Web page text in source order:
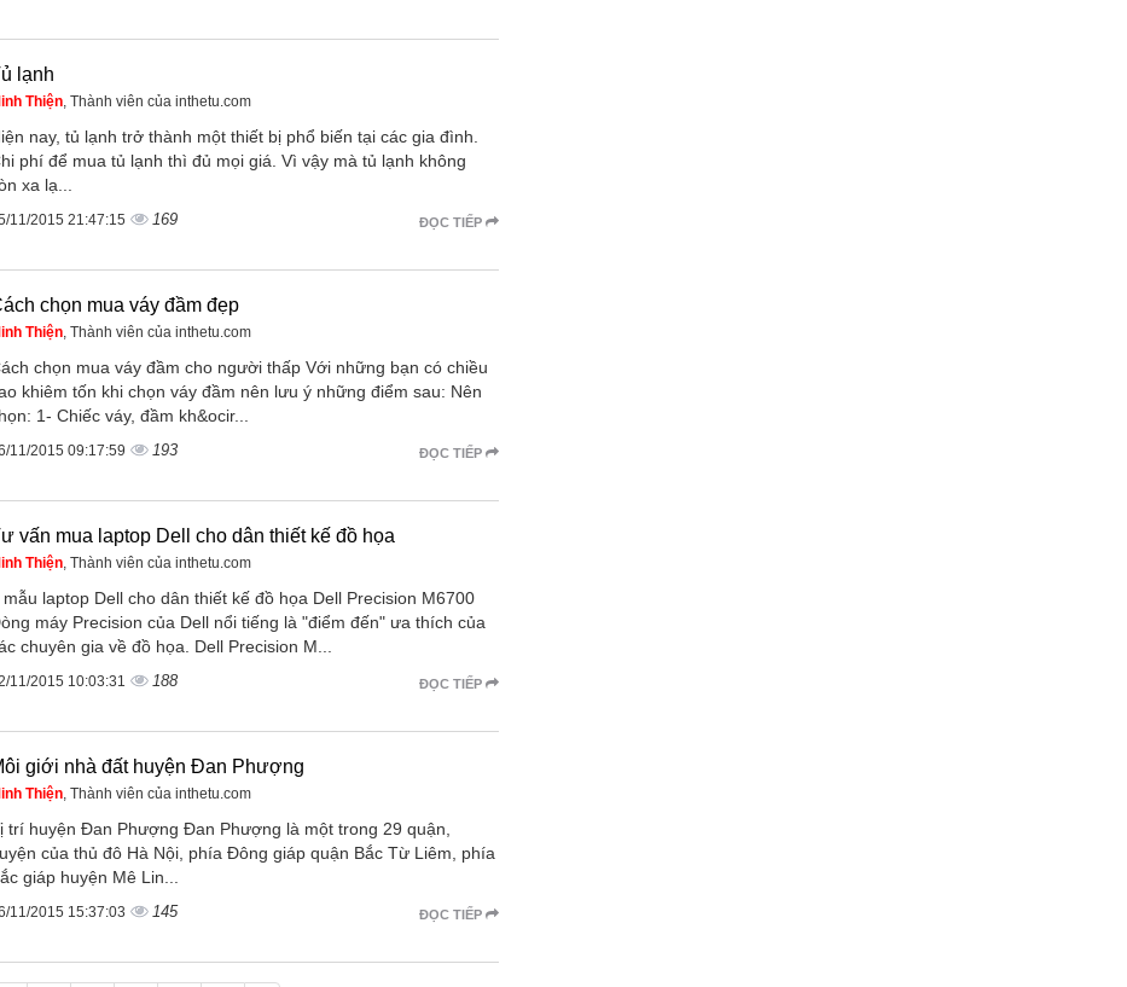
lạnh
Thiện , Thành viên của inthetu.com
nay, tủ lạnh trở thành một thiết bị phổ biến tại các gia đình.
phí để mua tủ lạnh thì đủ mọi giá. Vì vậy mà tủ lạnh không
xa lạ...
ĐỌC TIẾP
11/2015 21:47:15 169
chọn mua váy đầm đẹp
Thiện , Thành viên của inthetu.com
chọn mua váy đầm cho người thấp Với những bạn có chiều
khiêm tốn khi chọn váy đầm nên lưu ý những điểm sau: Nên
1- Chiếc váy, đầm kh&ocir...
ĐỌC TIẾP
11/2015 09:17:59 193
vấn mua laptop Dell cho dân thiết kế đồ họa
Thiện , Thành viên của inthetu.com
mẫu laptop Dell cho dân thiết kế đồ họa Dell Precision M6700
máy Precision của Dell nổi tiếng là "điểm đến" ưa thích của
chuyên gia về đồ họa. Dell Precision M...
ĐỌC TIẾP
11/2015 10:03:31 188
giới nhà đất huyện Đan Phượng
Thiện , Thành viên của inthetu.com
trí huyện Đan Phượng Đan Phượng là một trong 29 quận,
của thủ đô Hà Nội, phía Đông giáp quận Bắc Từ Liêm, phía
giáp huyện Mê Lin...
ĐỌC TIẾP
11/2015 15:37:03 145